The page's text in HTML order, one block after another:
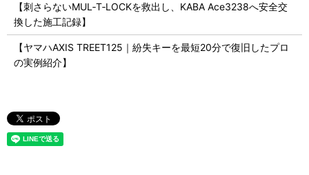
【刺さらないMUL‑T‑LOCKを救出し、KABA Ace3238へ安全交
換した施工記録】
【ヤマハAXIS TREET125｜紛失キーを最短20分で復旧したプロ
の実例紹介】